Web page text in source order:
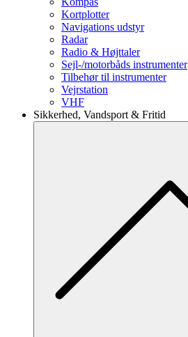
Kortplotter
Navigations udstyr
Radar
Radio & Højttaler
Sejl-/motorbåds instrumenter
Tilbehør til instrumenter
Vejrstation
VHF
Sikkerhed, Vandsport & Fritid